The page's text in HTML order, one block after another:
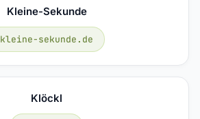
Kleine-Sekunde
kleine-sekunde.de
Klöckl